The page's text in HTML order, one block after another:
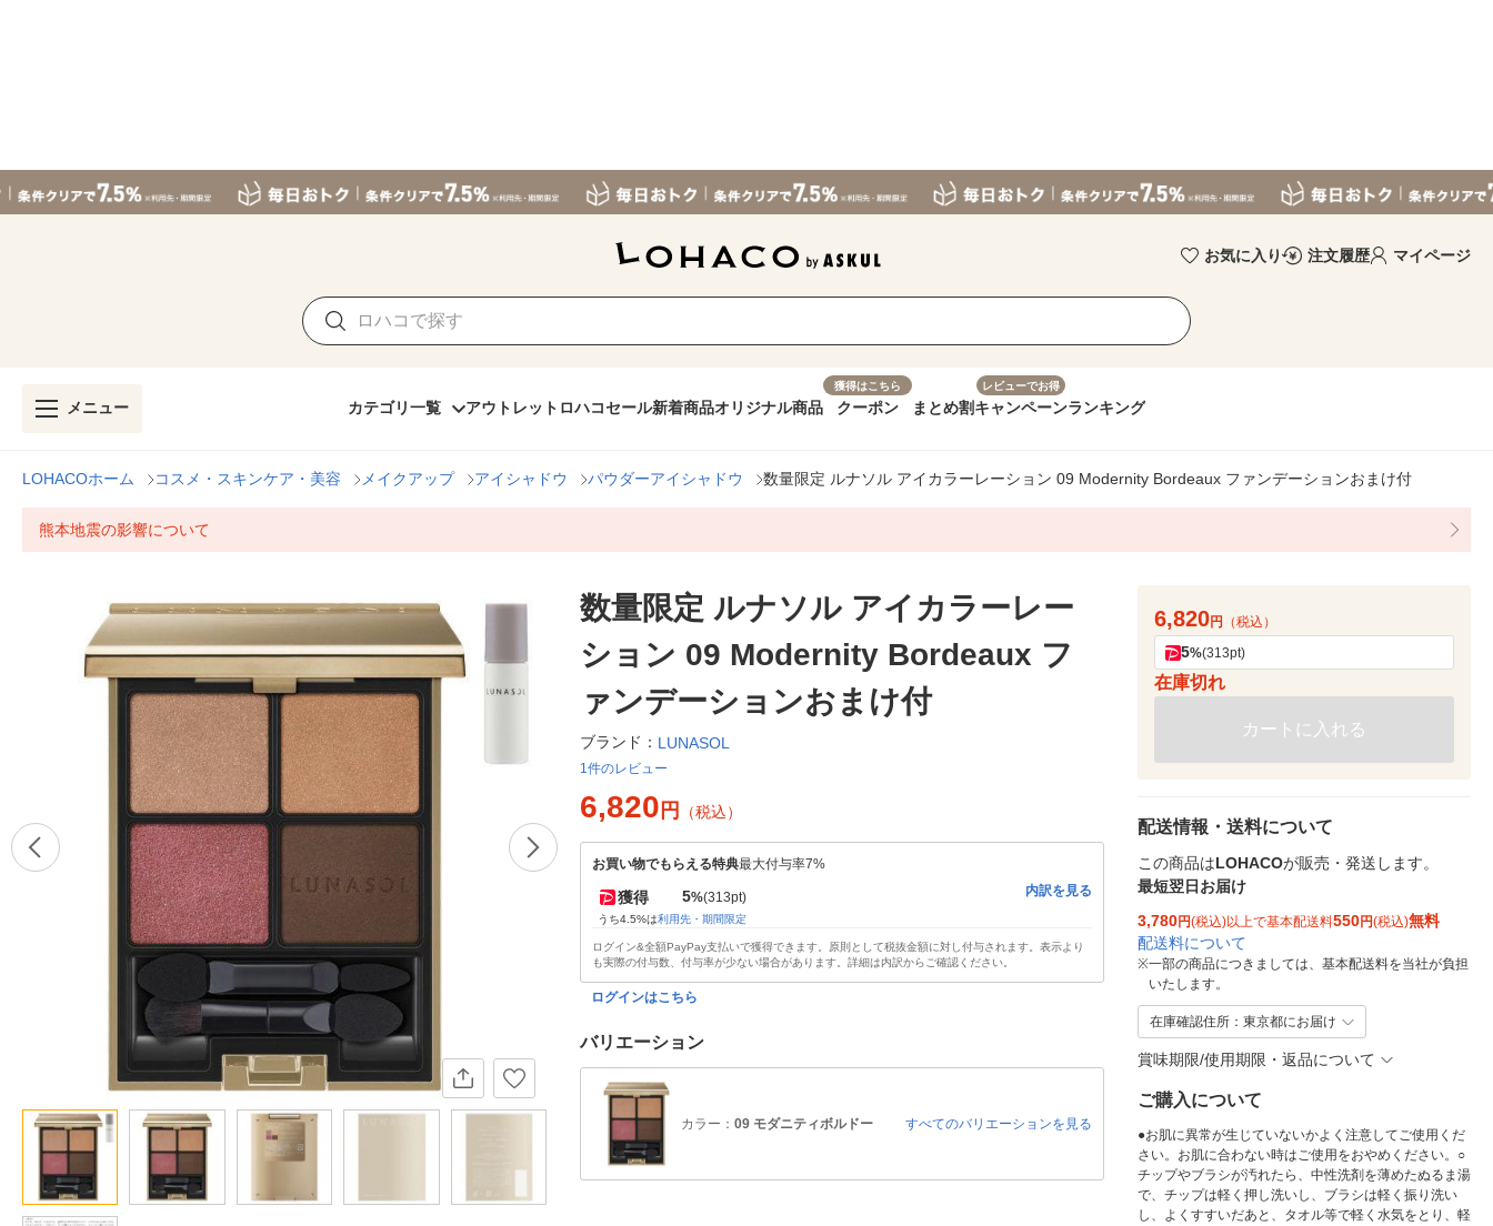
お気に入り 注文履歴 マイページ
メニュー カテゴリ一覧 アウトレット ロハコセール新着商品オリジナル商品
獲得はこちら
クーポン まとめ割
レビューでお得
キャンペーンランキング
LOHACOホーム コスメ・スキンケア・美容 メイクアップ アイシャドウ パウダーアイシャドウ 数量限定 ルナソル アイカラーレーション 09 Modernity Bordeaux ファンデーションおまけ付
熊本地震の影響について
数量限定 ルナソル アイカラーレー
ション 09 Modernity Bordeaux フ
ァンデーションおまけ付
ブランド： LUNASOL
1件のレビュー
6,820 円 （税込）
お買い物でもらえる特典最大付与率7%
獲得 5%(313pt)
うち4.5%は利用先・期間限定
内訳を見る
ログイン&全額PayPay支払いで獲得できます。原則として税抜金額に対し付与されます。表示より
も実際の付与数、付与率が少ない場合があります。詳細は内訳からご確認ください。
ログインはこちら
バリエーション
カラー： 09 モダニティボルドー すべてのバリエーションを見る
6,820円 （税込）
5%(313pt)
在庫切れ
カートに入れる
配送情報・送料について
この商品はLOHACOが販売・発送します。
最短翌日お届け
3,780円(税込)以上で基本配送料550円(税込)無料
配送料について
※一部の商品につきましては、基本配送料を当社が負担
いたします。
在庫確認住所：東京都にお届け
賞味期限/使用期限・返品について
ご購入について
●お肌に異常が生じていないかよく注意してご使用くだ
さい。お肌に合わない時はご使用をおやめください。○
チップやブラシが汚れたら、中性洗剤を薄めたぬるま湯
で、チップは軽く押し洗いし、ブラシは軽く振り洗い
し、よくすすいだあと、タオル等で軽く水気をとり、軽